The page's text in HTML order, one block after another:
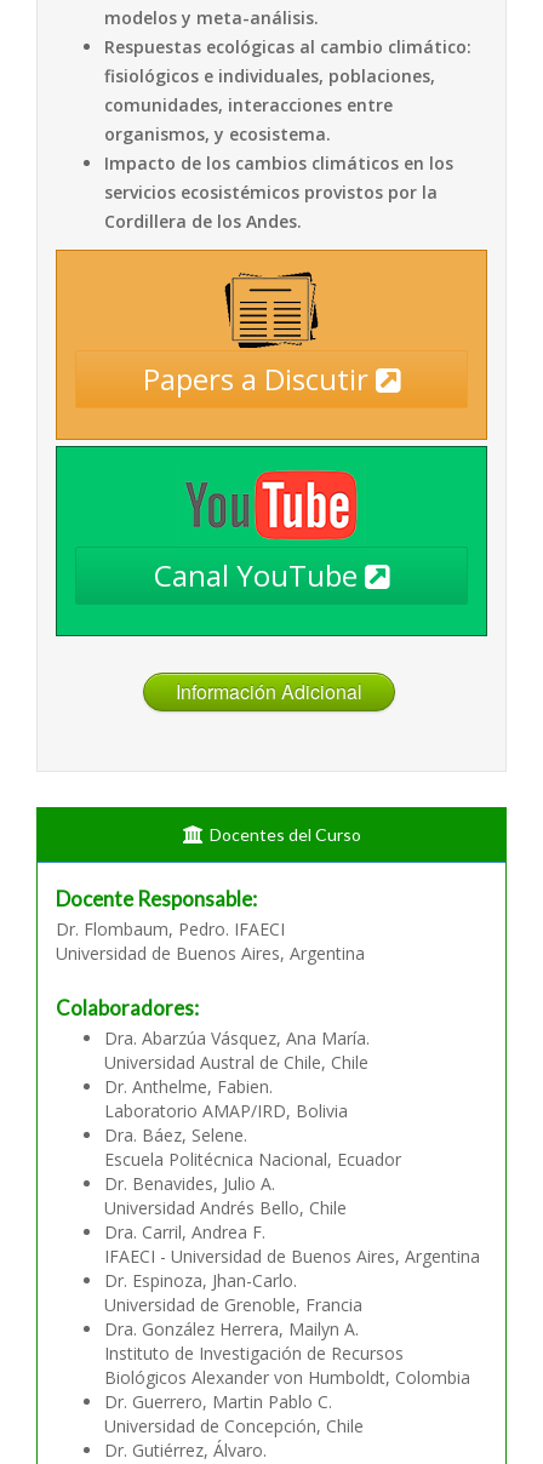
modelos y meta-análisis.
Respuestas ecológicas al cambio climático:
fisiológicos e individuales, poblaciones,
comunidades, interacciones entre
organismos, y ecosistema.
Impacto de los cambios climáticos en los
servicios ecosistémicos provistos por la
Cordillera de los Andes.
Papers a Discutir
Canal YouTube
Información Adicional
Docentes del Curso
Docente Responsable:
Dr. Flombaum, Pedro. IFAECI
Universidad de Buenos Aires, Argentina
Colaboradores:
Dra. Abarzúa Vásquez, Ana María.
Universidad Austral de Chile, Chile
Dr. Anthelme, Fabien.
Laboratorio AMAP/IRD, Bolivia
Dra. Báez, Selene.
Escuela Politécnica Nacional, Ecuador
Dr. Benavides, Julio A.
Universidad Andrés Bello, Chile
Dra. Carril, Andrea F.
IFAECI - Universidad de Buenos Aires, Argentina
Dr. Espinoza, Jhan-Carlo.
Universidad de Grenoble, Francia
Dra. González Herrera, Mailyn A.
Instituto de Investigación de Recursos
Biológicos Alexander von Humboldt, Colombia
Dr. Guerrero, Martin Pablo C.
Universidad de Concepción, Chile
Dr. Gutiérrez, Álvaro.